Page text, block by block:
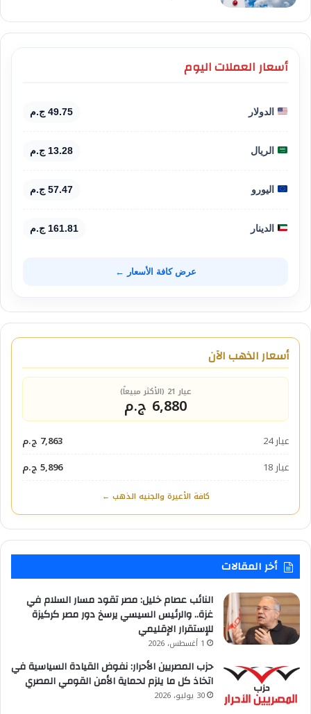
أسعار العملات اليوم
الدولار 49.75 ج.م
الريال 13.28 ج.م
اليورو 57.47 ج.م
الدينار 161.81 ج.م
عرض كافة الأسعار ←
أسعار الذهب الآن
عيار 21 (الأكثر مبيعاً)
6,880 ج.م
عيار 24
7,863 ج.م
عيار 18
5,896 ج.م
كافة الأعيرة والجنيه الذهب ←
أخر المقالات
النائب عصام خليل: مصر تقود مسار السلام في
غزة.. والرئيس السيسي يرسخ دور مصر كركيزة
للإستقرار الإقليمي
1 أغسطس، 2026
حزب المصريين الأحرار: نفوض القيادة السياسية في
اتخاذ كل ما يلزم لحماية الأمن القومي المصري
30 يوليو، 2026